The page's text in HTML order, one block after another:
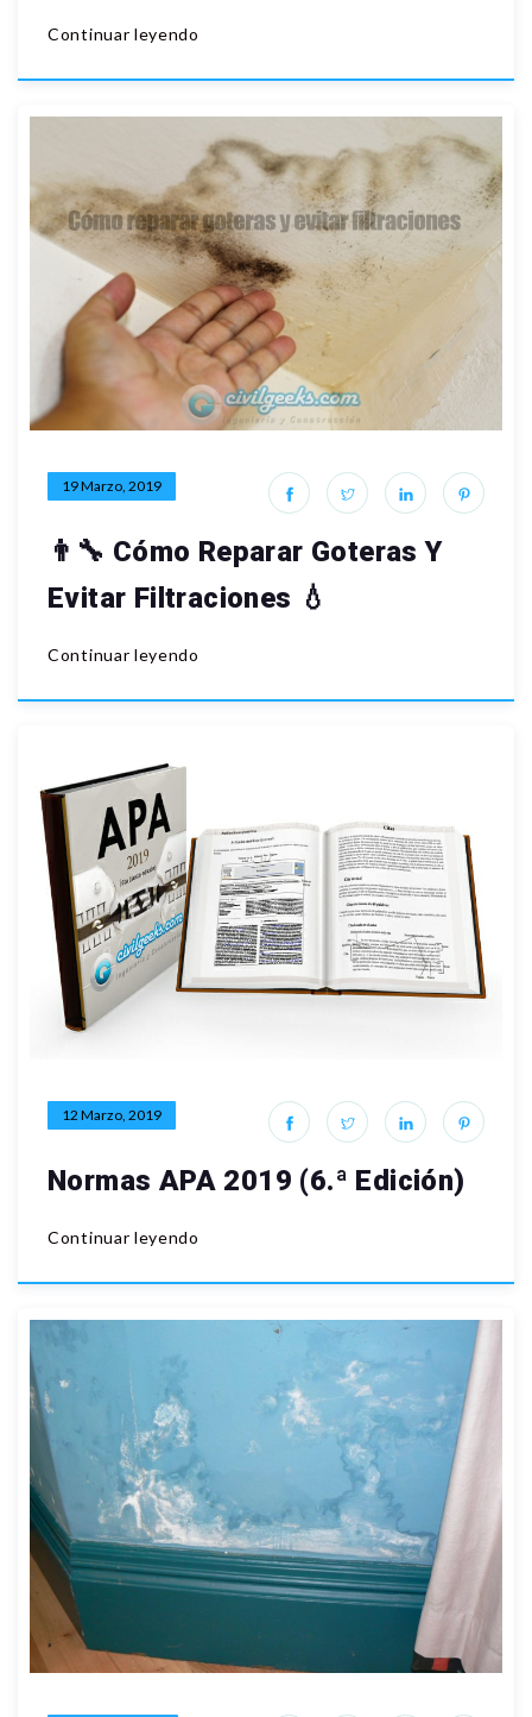
Continuar leyendo
19 Marzo, 2019
👨‍🔧 Cómo Reparar Goteras Y
Evitar Filtraciones 💧
Continuar leyendo
12 Marzo, 2019
Normas APA 2019 (6.ª Edición)
Continuar leyendo